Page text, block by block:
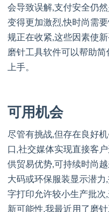
会导致误解,支付安全仍
变得更加激烈,快时尚需
规正在收紧,这些因素使
磨针工具软件可以帮助
上手。
可用机会
尽管有挑战,但存在良好
口,社交媒体实现直接客
供贸易优势,可持续时尚
大码或环保服装显示潜
字打印允许较小生产批
新可能性,我最近用了磨